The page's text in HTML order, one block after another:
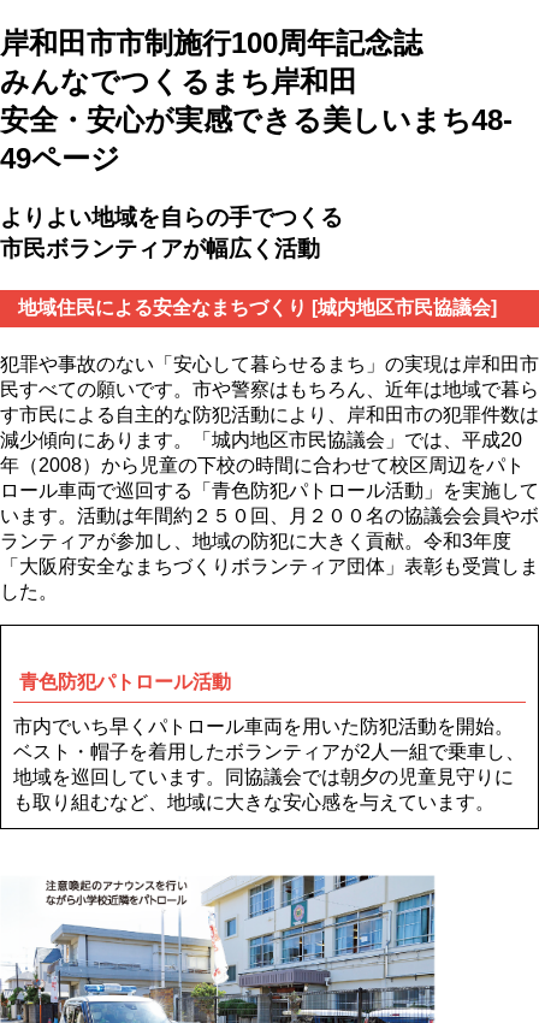
岸和田市市制施行100周年記念誌
みんなでつくるまち岸和田
安全・安心が実感できる美しいまち48-
49ページ
よりよい地域を自らの手でつくる
市民ボランティアが幅広く活動
地域住民による安全なまちづくり [城内地区市民協議会]
犯罪や事故のない「安心して暮らせるまち」の実現は岸和田市
民すべての願いです。市や警察はもちろん、近年は地域で暮ら
す市民による自主的な防犯活動により、岸和田市の犯罪件数は
減少傾向にあります。「城内地区市民協議会」では、平成20
年（2008）から児童の下校の時間に合わせて校区周辺をパト
ロール車両で巡回する「青色防犯パトロール活動」を実施して
います。活動は年間約２５０回、月２００名の協議会会員やボ
ランティアが参加し、地域の防犯に大きく貢献。令和3年度
「大阪府安全なまちづくりボランティア団体」表彰も受賞しま
した。
青色防犯パトロール活動
市内でいち早くパトロール車両を用いた防犯活動を開始。
ベスト・帽子を着用したボランティアが2人一組で乗車し、
地域を巡回しています。同協議会では朝夕の児童見守りに
も取り組むなど、地域に大きな安心感を与えています。